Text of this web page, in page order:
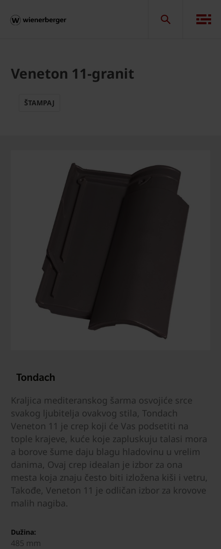
Veneton 11-granit
ŠTAMPAJ
Kraljica mediteranskog šarma osvojiće srce
svakog ljubitelja ovakvog stila, Tondach
Veneton 11 je crep koji će Vas podsetiti na
tople krajeve, kuće koje zapluskuju talasi mora
a borove šume daju blagu hladovinu u vrelim
danima, Ovaj crep idealan je izbor za ona
mesta koja znaju često biti izložena kiši i vetru,
Takođe, Veneton 11 je odličan izbor za krovove
malih nagiba.
Dužina:
485 mm